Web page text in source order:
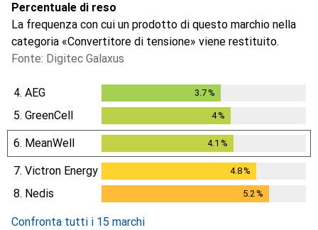
Percentuale di reso
La frequenza con cui un prodotto di questo marchio nella
categoria «Convertitore di tensione» viene restituito.
Fonte: Digitec Galaxus
4. AEG 3.7 %
5. GreenCell 4%
6. MeanWell 4.1 %
7. Victron Energy 4.8%
8. Nedis 5.2%
Confronta tutti i 15 marchi